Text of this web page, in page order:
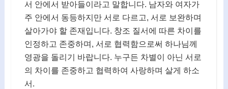
서 안에서 받아들이라고 말합니다. 남자와 여자가
주 안에서 동등하지만 서로 다르고, 서로 보완하며
살아가야 할 존재입니다. 창조 질서에 따른 차이를
인정하고 존중하며, 서로 협력함으로써 하나님께
영광을 돌리기 바랍니다. 누구든 차별이 아닌 서로
의 차이를 존중하고 협력하여 사랑하며 살게 하소
서.